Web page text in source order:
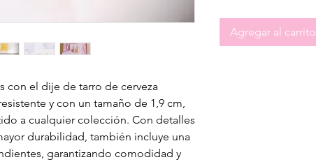
con el dije de tarro de cerveza
y con un tamaño de 1,9 cm,
a cualquier colección. Con detalles
durabilidad, también incluye una
garantizando comodidad y
Agregar al carrito